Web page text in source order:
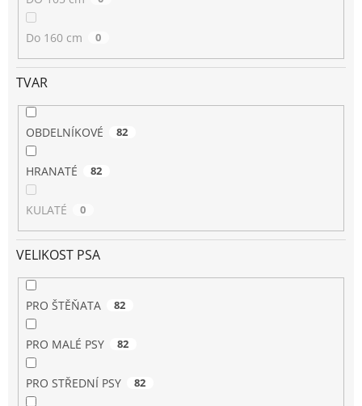
Do 160 cm 0
TVAR
OBDELNÍKOVÉ 82
HRANATÉ 82
KULATÉ 0
VELIKOST PSA
PRO ŠTĚŇATA 82
PRO MALÉ PSY 82
PRO STŘEDNÍ PSY 82